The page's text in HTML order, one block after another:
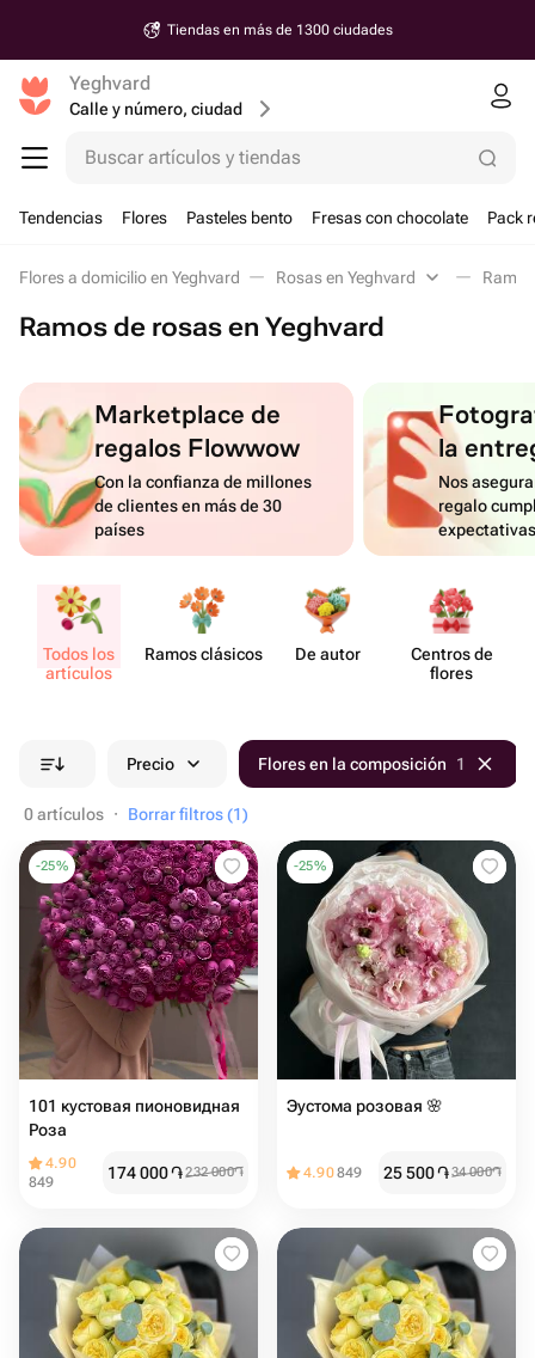
Tiendas en más de 1300 ciudades
Yeghvard
Calle y número, ciudad
Buscar artículos y tiendas
Tendencias Flores Pasteles bento Fresas con chocolate Pack
Flores a domicilio en Yeghvard Rosas en Yeghvard
Ramos de rosas en Yeghvard
Marketplace de
regalos Flowwow
Con la confianza de millones
de clientes en más de 30
países
la
Nos
regalo
Todos los
artículos
Ramos clásicos De autor
Centros de
flores
Precio Flores en la composición 1
0 artículos · Borrar filtros (1)
-25%
101 кустовая пионовидная
Роза
4.90
849
174 000֏232 000֏
-25%
Эустома розовая 🌸
4.90849 25 500֏34 000֏